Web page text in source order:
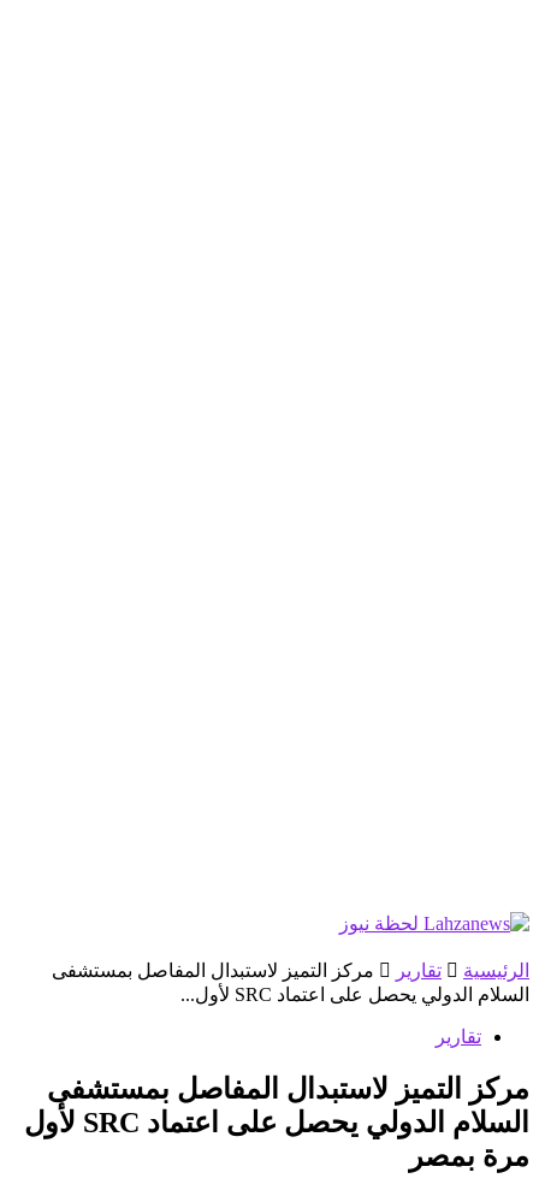
الرئيسية تقارير
مركز التميز لاستبدال المفاصل بمستشفى
السلام الدولي يحصل على اعتماد SRC لأول...
تقارير
مركز التميز لاستبدال المفاصل بمستشفى
السلام الدولي يحصل على اعتماد SRC لأول
مرة بمصر